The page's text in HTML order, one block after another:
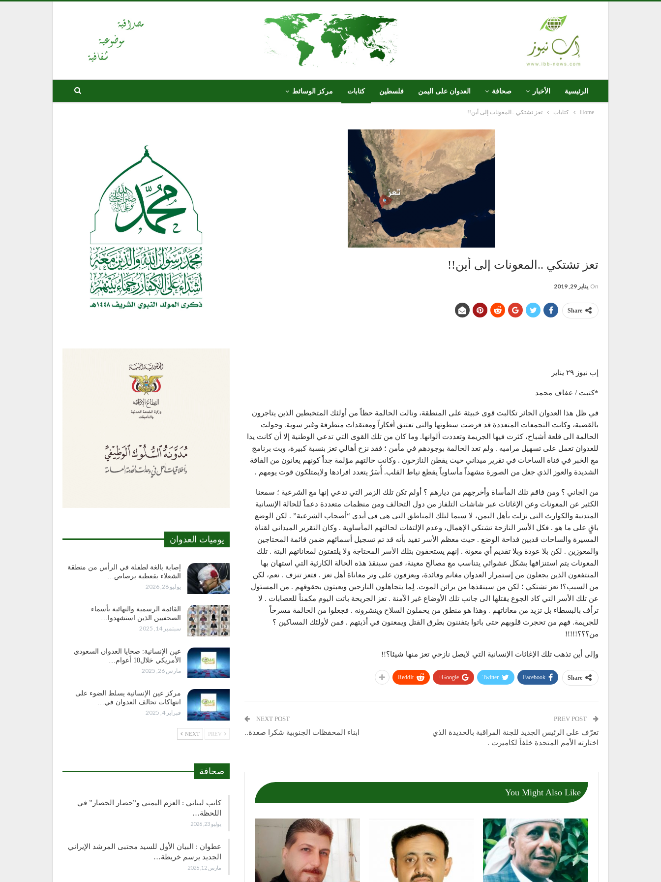
الرئيسية الأخبار صحافة العدوان على اليمن فلسطين كتابات مركز الوسائط
Home كتابات تعز تشتكي ..المعونات إلى أين!!
تعز تشتكي ..المعونات إلى أين!!
On يناير 29, 2019
Share
إب نيوز ٢٩ يناير
*كتبت / عفاف محمد
في ظل هذا العدوان الجائر تكالبت قوى خبيثة على المنطقة، ونالت الحالمة حظاً من أولئك المتخبطين الذين يتاجرون
بالقضية، وكانت التجمعات المتعددة قد فرضت سطوتها والتي تعتنق أفكاراً ومعتقدات متطرفة وغير سوية. وحولت
الحالمة الى قلعة أشباح، كثرت فيها الجريمة وتعددت ألوانها. وما كان من تلك القوى التي تدعي الوطنية إلا أن كانت يدا
للعدوان تعمل على تسهيل مراميه . ولم تعد الحالمة بوجودهم في مأمن ؛ فقد نزح أهالي تعز بنسبة كبيرة، وبث برنامج
مع الخبر في قناة الساحات في تقرير ميداني حيث يقطن النازحون . وكانت حالتهم مؤلمة جداً كونهم يعانون من الفاقة
الشديدة والعوز الذي جعل من الصورة مشهداً مأساوياً يقطع نياط القلب. أُسَرٌ يتعدد افرادها ولايمتلكون قوت يومهم .
من الجاني ؟ ومن فاقم تلك المأساة وأخرجهم من ديارهم ؟ أولم تكن تلك الزمر التي تدعي إنها مع الشرعية ؛ سمعنا
الكثير عن المعونات وعن الإغاثات عبر شاشات التلفاز من دول التحالف ومن منظمات متعددة دعماً للحالة الإنسانية
المتدنية والكوارث التي نزلت بأهل اليمن، لا سيما لتلك المناطق التي هي في أيدي “أصحاب الشرعية” . لكن الوضع
باقٍ على ما هو . فكل الأسر النازحة تشتكي الإهمال، وعدم الإلتفات لحالتهم المأساوية . وكان التقرير الميداني لقناة
المسيرة والساحات قدبين فداحة الوضع . حيث معظم الأسر تفيد بأنه قد تم تسجيل أسمائهم ضمن قائمة المحتاجين
والمعوزين . لكن بلا عودة وبلا تقديم أي معونة . إنهم يستخفون بتلك الأسر المحتاجة ولا يلتفتون لمعاناتهم البتة . تلك
المعونات يتم استنزافها بشكل عشوائي يتناسب مع مصالح معينة، فمن سبنقذ هذه الحالة الكارثية التي استهان بها
المنتفعون الذين يجعلون من إستمرار العدوان مغانم وفائدة، ويعزفون على وتر معاناة أهل تعز . فتعز تنزف . نعم، لكن
من السبب؟! تعز تشتكي ؛ لكن من سينقذها من براثن الموت. لِما يتجاهلون النازحين ويعبثون بحقوقهم . من المسئول
عن تلك الأسر التي كاد الجوع يقتلها الى جانب تلك الأوضاع غير الآمنة . تعز الجريحة باتت اليوم مكمناً للعصابات . لا
ترأف بالبسطاء بل تزيد من معاناتهم . وهذا هو منطق من يحملون السلاح وينشرونه . فجعلوا من الحالمة مسرحاً
للجريمة. فهم من تحجرت قلوبهم حتى باتوا يتفننون بطرق القتل ويمعنون في أذيتهم . فمن لأولئك المساكين ؟
من؟؟؟!!!!!
وإلى أين تذهب تلك الإغاثات الإنسانية التي لايصل نازحي تعز منها شيئا؟!!
Share
Facebook
Twitter
Google+
ReddIt
تعرّف على الرئيس الجديد للجنة المراقبة بالحديدة الذي
اختارته الأمم المتحدة خلفاً لكاميرت .
NEXT POST
ابناء المحفظات الجنوبية شكرا صعدة..
You Might Also Like
يوميات العدوان
إصابة بالغة لطفلة في الرأس من منطقة
الشعلاء بقعطبة برصاص…
يوليو 28, 2026
القائمة الرسمية والنهائية بأسماء
الصحفيين الذين استشهدوا…
سبتمبر 14, 2025
عين الإنسانية: ضحايا العدوان السعودي
الأمريكي خلال10 أعوام…
مارس 26, 2025
مركز عين الإنسانية يسلط الضوء على
انتهاكات تحالف العدوان في…
فبراير 4, 2025
NEXT
صحافة
كاتب لبناني : العزم اليمني و”حصار الحصار” في
اللحظة…
يوليو 23, 2026
عطوان : البيان الأول للسيد مجتبى المرشد الإيراني
الجديد يرسم خريطة…
مارس 12, 2026